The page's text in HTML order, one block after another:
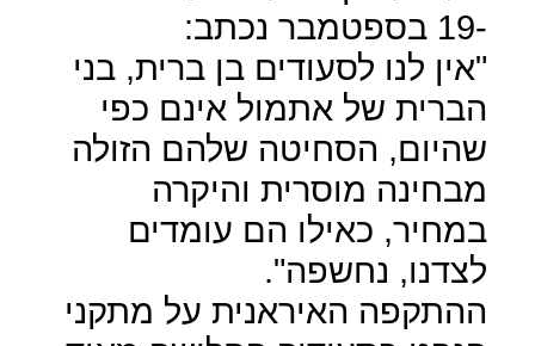
-19 בספטמבר נכתב:
"אין לנו לסעודים בן ברית, בני
הברית של אתמול אינם כפי
שהיום, הסחיטה שלהם הזולה
מבחינה מוסרית והיקרה
במחיר, כאילו הם עומדים
לצדנו, נחשפה".
ההתקפה האיראנית על מתקני